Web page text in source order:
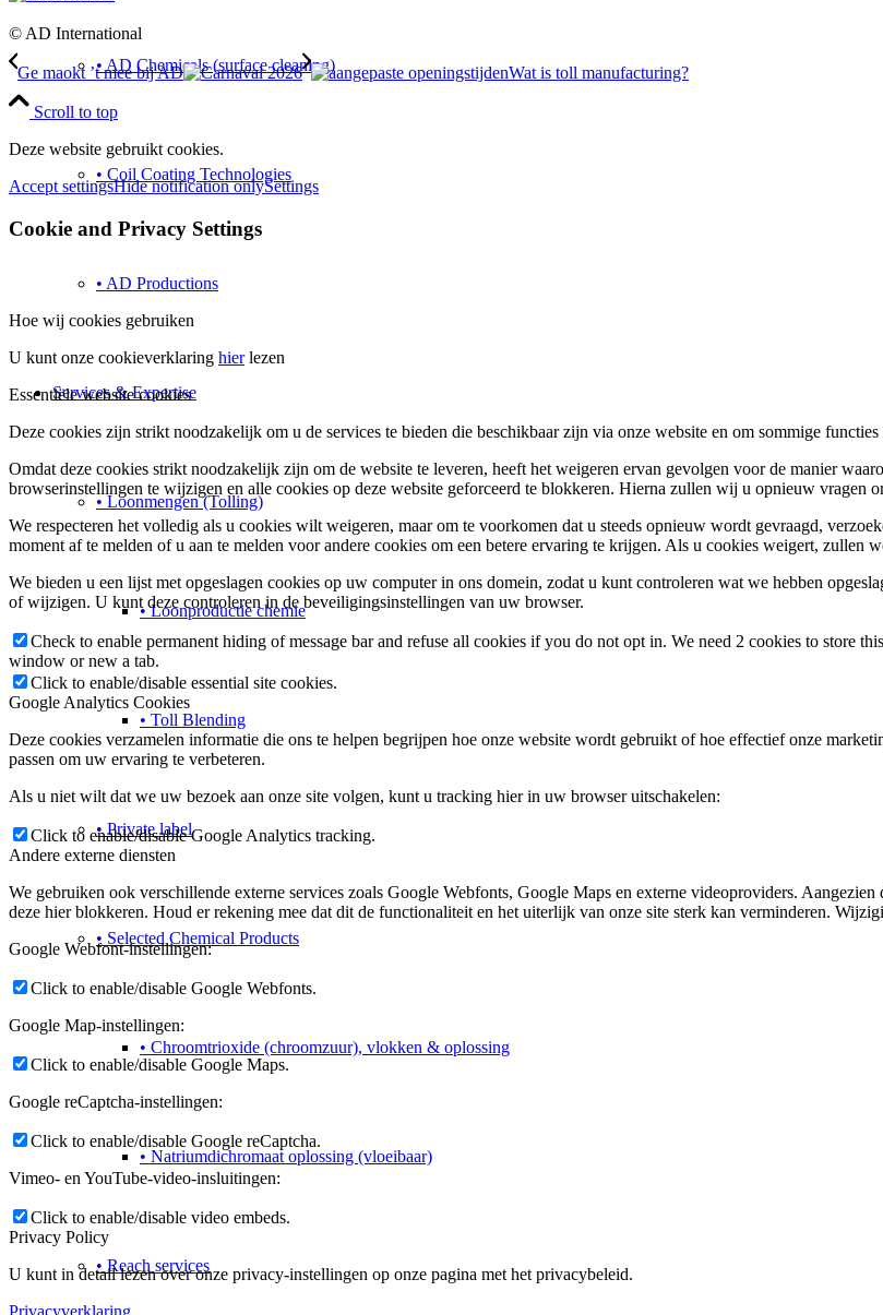
• AD Chemicals (surface cleaning)
• Coil Coating Technologies
• AD Productions
Services & Expertise
• Loonmengen (Tolling)
• Loonproductie chemie
• Toll Blending
• Private label
• Selected Chemical Products
• Chroomtrioxide (chroomzuur), vlokken & oplossing
• Natriumdichromaat oplossing (vloeibaar)
• Reach services
© AD International
Ge maokt ’t mee bij AD Wat is toll manufacturing?
Scroll to top
Deze website gebruikt cookies.
Accept settingsHide notification onlySettings
Cookie and Privacy Settings
Hoe wij cookies gebruiken
U kunt onze cookieverklaring hierlezen
Essentiële website cookies
Deze cookies zijn strikt noodzakelijk om u de services te bieden die beschikbaar zijn via onze website en om sommige
Omdat deze cookies strikt noodzakelijk zijn om de website te leveren, heeft het weigeren ervan gevolgen voor de manier
browserinstellingen te wijzigen en alle cookies op deze website geforceerd te blokkeren. Hierna zullen wij u opnieuw vragen
We respecteren het volledig als u cookies wilt weigeren, maar om te voorkomen dat u steeds opnieuw wordt gevraagd,
moment af te melden of u aan te melden voor andere cookies om een ​​betere ervaring te krijgen. Als u cookies weigert, zullen
We bieden u een lijst met opgeslagen cookies op uw computer in ons domein, zodat u kunt controleren wat we hebben
of wijzigen. U kunt deze controleren in de beveiligingsinstellingen van uw browser.
Check to enable permanent hiding of message bar and refuse all cookies if you do not opt in. We need 2 cookies to store
window or new a tab.
Click to enable/disable essential site cookies.
Google Analytics Cookies
Deze cookies verzamelen informatie die ons te helpen begrijpen hoe onze website wordt gebruikt of hoe effectief onze
passen om uw ervaring te verbeteren.
Als u niet wilt dat we uw bezoek aan onze site volgen, kunt u tracking hier in uw browser uitschakelen:
Click to enable/disable Google Analytics tracking.
Andere externe diensten
We gebruiken ook verschillende externe services zoals Google Webfonts, Google Maps en externe videoproviders.
deze hier blokkeren. Houd er rekening mee dat dit de functionaliteit en het uiterlijk van onze site sterk kan verminderen.
Google Webfont-instellingen:
Click to enable/disable Google Webfonts.
Google Map-instellingen:
Click to enable/disable Google Maps.
Google reCaptcha-instellingen:
Click to enable/disable Google reCaptcha.
Vimeo- en YouTube-video-insluitingen:
Click to enable/disable video embeds.
Privacy Policy
U kunt in detail lezen over onze privacy-instellingen op onze pagina met het privacybeleid.